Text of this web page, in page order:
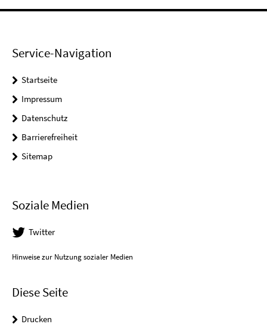
Service-Navigation
Startseite
Impressum
Datenschutz
Barrierefreiheit
Sitemap
Soziale Medien
Twitter
Hinweise zur Nutzung sozialer Medien
Diese Seite
Drucken